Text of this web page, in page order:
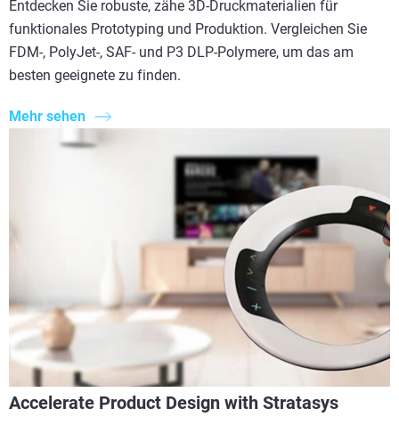
Entdecken Sie robuste, zähe 3D-Druckmaterialien für
funktionales Prototyping und Produktion. Vergleichen Sie
FDM-, PolyJet-, SAF- und P3 DLP-Polymere, um das am
besten geeignete zu finden.
Mehr sehen
Accelerate Product Design with Stratasys